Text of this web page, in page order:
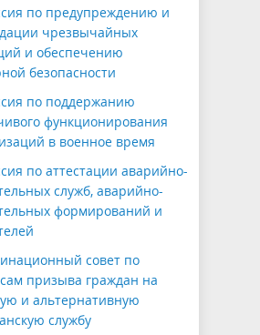
по предупреждению и
чрезвычайных
и обеспечению
безопасности
по поддержанию
функционирования
в военное время
по аттестации аварийно-
служб, аварийно-
формирований и
совет по
призыва граждан на
и альтернативную
службу